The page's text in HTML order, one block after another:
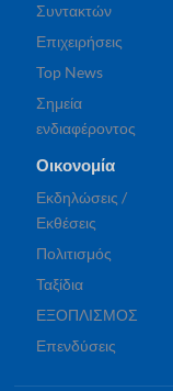
Συντακτών
Επιχειρήσεις
Top News
Σημεία
ενδιαφέροντος
Οικονομία
Εκδηλώσεις /
Εκθέσεις
Πολιτισμός
Ταξίδια
ΕΞΟΠΛΙΣΜΟΣ
Επενδύσεις